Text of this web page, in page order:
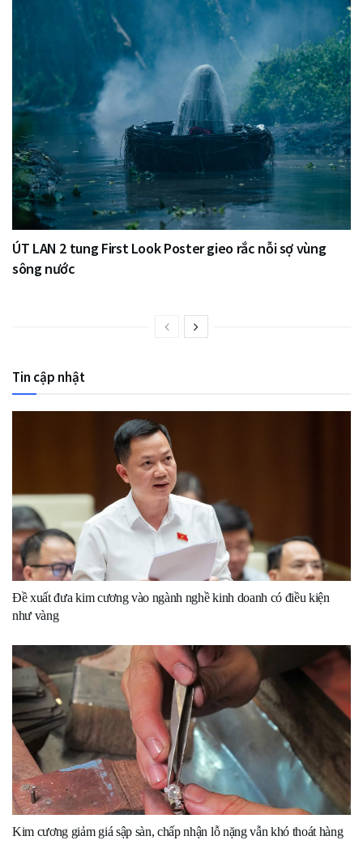
ÚT LAN 2 tung First Look Poster gieo rắc nỗi sợ vùng
sông nước
Tin cập nhật
Đề xuất đưa kim cương vào ngành nghề kinh doanh có điều kiện
như vàng
Kim cương giảm giá sập sàn, chấp nhận lỗ nặng vẫn khó thoát hàng